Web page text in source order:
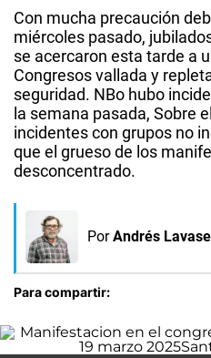
Con mucha precaución
miércoles pasado,
se acercaron esta tarde a
Congresos vallada y
seguridad. NBo hubo
la semana pasada, Sobre
incidentes con grupos no
que el grueso de los
desconcentrado.
Por Andrés
Para compartir: